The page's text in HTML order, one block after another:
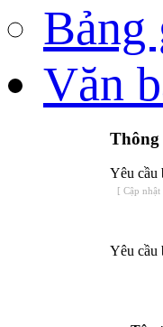
Bảng
Văn
Yêu cầu
[ Cập
Yêu cầu